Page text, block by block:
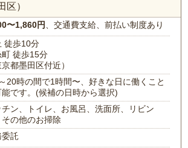
区）
〜1,860円、交通費支給、前払い制度あり
徒歩10分
町 徒歩15分
京都墨田区付近）
20時の間で1時間〜、好きな日に働くこと
能です。(候補の日時から選択)
チン、トイレ、お風呂、洗面所、リビン
その他のお掃除
委託